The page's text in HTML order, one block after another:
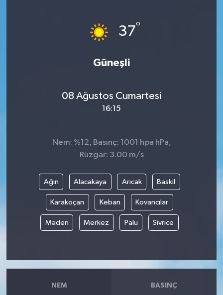
37°
Güneşli
08 Ağustos Cumartesi
16:15
Nem: %12, Basınç: 1001 hpa hPa,
Rüzgar: 3.00 m/s
Ağın Alacakaya Arıcak Baskil
Karakoçan Keban Kovancılar
Maden Merkez Palu Sivrice
NEM BASINÇ
Yüksek İstişare Kurulu